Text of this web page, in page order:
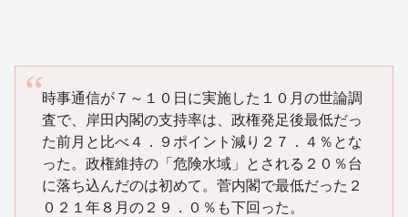
時事通信が７～１０日に実施した１０月の世論調
査で、岸田内閣の支持率は、政権発足後最低だっ
た前月と比べ４．９ポイント減り２７．４％とな
った。政権維持の「危険水域」とされる２０％台
に落ち込んだのは初めて。菅内閣で最低だった２
０２１年８月の２９．０％も下回った。